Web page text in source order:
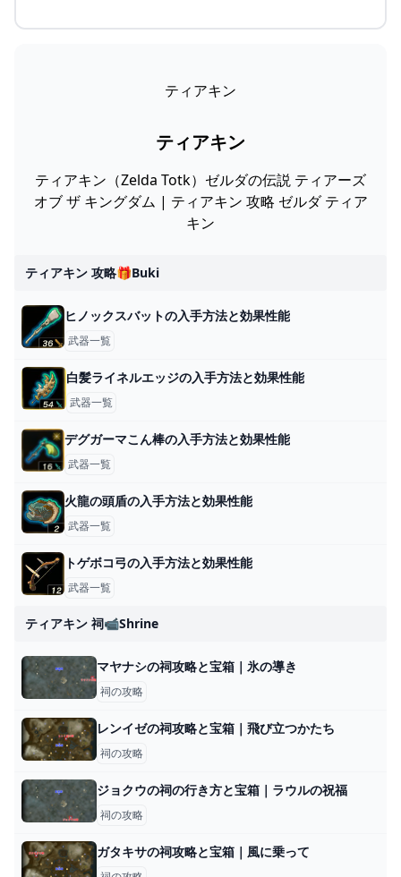
ティアキン
ティアキン
ティアキン（Zelda Totk）ゼルダの伝説 ティアーズ
オブ ザ キングダム | ティアキン 攻略 ゼルダ ティア
キン
ティアキン 攻略🎁buki
ヒノックスバットの入手方法と効果性能
武器一覧
白髪ライネルエッジの入手方法と効果性能
武器一覧
デグガーマこん棒の入手方法と効果性能
武器一覧
火龍の頭盾の入手方法と効果性能
武器一覧
トゲボコ弓の入手方法と効果性能
武器一覧
ティアキン 祠📹shrine
マヤナシの祠攻略と宝箱｜氷の導き
祠の攻略
レンイゼの祠攻略と宝箱｜飛び立つかたち
祠の攻略
ジョクウの祠の行き方と宝箱｜ラウルの祝福
祠の攻略
ガタキサの祠攻略と宝箱｜風に乗って